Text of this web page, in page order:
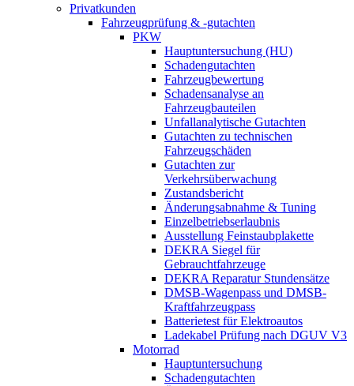
Privatkunden
Fahrzeugprüfung & -gutachten
PKW
Hauptuntersuchung (HU)
Schadengutachten
Fahrzeugbewertung
Schadensanalyse an
Fahrzeugbauteilen
Unfallanalytische Gutachten
Gutachten zu technischen
Fahrzeugschäden
Gutachten zur
Verkehrsüberwachung
Zustandsbericht
Änderungsabnahme & Tuning
Einzelbetriebserlaubnis
Ausstellung Feinstaubplakette
DEKRA Siegel für
Gebrauchtfahrzeuge
DEKRA Reparatur Stundensätze
DMSB-Wagenpass und DMSB-
Kraftfahrzeugpass
Batterietest für Elektroautos
Ladekabel Prüfung nach DGUV V3
Motorrad
Hauptuntersuchung
Schadengutachten